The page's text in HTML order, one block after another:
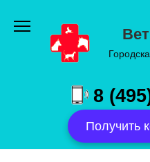
содержанию
8
Получить